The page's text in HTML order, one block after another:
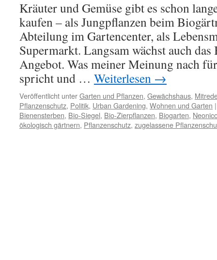
Kräuter und Gemüse gibt es schon
kaufen – als Jungpflanzen beim
Abteilung im Gartencenter, als
Supermarkt. Langsam wächst auch
Angebot. Was meiner Meinung nach
spricht und … Weiterlesen →
Veröffentlicht unterGarten und Pflanzen, Gewächshaus,
Pflanzenschutz, Politik, Urban Gardening, Wohnen und Garten |
Bienensterben, Bio-Siegel, Bio-Zierpflanzen, Biogarten,
ökologisch gärtnern, Pflanzenschutz, zugelassene